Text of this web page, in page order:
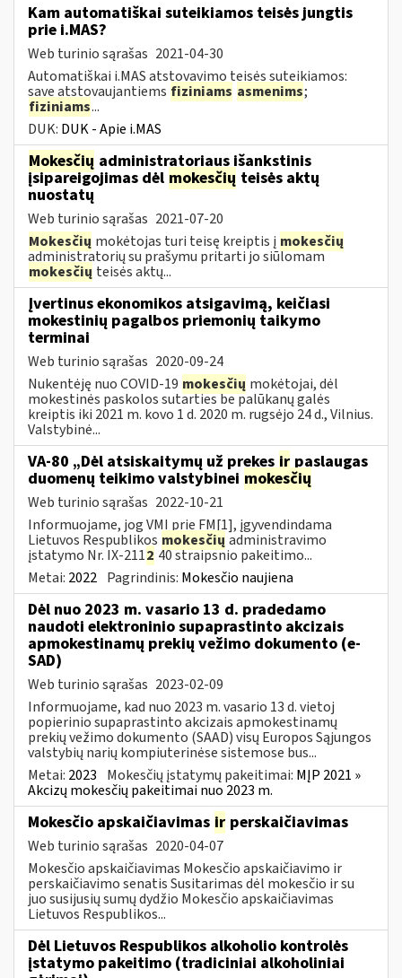
Kam automatiškai suteikiamos teisės jungtis
prie i.MAS?
Web turinio sąrašas 2021-04-30
Automatiškai i.MAS atstovavimo teisės suteikiamos:
save atstovaujantiems fiziniams asmenims;
fiziniams...
DUK: DUK - Apie i.MAS
Mokesčių administratoriaus išankstinis
įsipareigojimas dėl mokesčių teisės aktų
nuostatų
Web turinio sąrašas 2021-07-20
Mokesčių mokėtojas turi teisę kreiptis į mokesčių
administratorių su prašymu pritarti jo siūlomam
mokesčių teisės aktų...
Įvertinus ekonomikos atsigavimą, keičiasi
mokestinių pagalbos priemonių taikymo
terminai
Web turinio sąrašas 2020-09-24
Nukentėję nuo COVID-19 mokesčių mokėtojai, dėl
mokestinės paskolos sutarties be palūkanų galės
kreiptis iki 2021 m. kovo 1 d. 2020 m. rugsėjo 24 d., Vilnius.
Valstybinė...
VA-80 „Dėl atsiskaitymų už prekes ir paslaugas
duomenų teikimo valstybinei mokesčių
Web turinio sąrašas 2022-10-21
Informuojame, jog VMI prie FM[1], įgyvendindama
Lietuvos Respublikos mokesčių administravimo
įstatymo Nr. IX-2112 40 straipsnio pakeitimo...
Metai: 2022 Pagrindinis: Mokesčio naujiena
Dėl nuo 2023 m. vasario 13 d. pradedamo
naudoti elektroninio supaprastinto akcizais
apmokestinamų prekių vežimo dokumento (e-
SAD)
Web turinio sąrašas 2023-02-09
Informuojame, kad nuo 2023 m. vasario 13 d. vietoj
popierinio supaprastinto akcizais apmokestinamų
prekių vežimo dokumento (SAAD) visų Europos Sąjungos
valstybių narių kompiuterinėse sistemose bus...
Metai: 2023 Mokesčių įstatymų pakeitimai: MĮP 2021 »
Akcizų mokesčių pakeitimai nuo 2023 m.
Mokesčio apskaičiavimas ir perskaičiavimas
Web turinio sąrašas 2020-04-07
Mokesčio apskaičiavimas Mokesčio apskaičiavimo ir
perskaičiavimo senatis Susitarimas dėl mokesčio ir su
juo susijusių sumų dydžio Mokesčio apskaičiavimas
Lietuvos Respublikos...
Dėl Lietuvos Respublikos alkoholio kontrolės
įstatymo pakeitimo (tradiciniai alkoholiniai